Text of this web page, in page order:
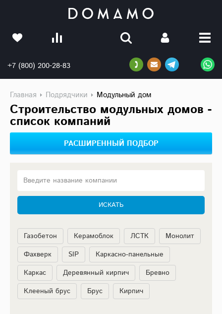
+7 (800) 200-28-83
Главная Подрядчики Модульный дом
Строительство модульных домов -
список компаний
РАСШИРЕННЫЙ ПОДБОР
Введите название компании
ИСКАТЬ
Газобетон Керамоблок ЛСТК
Монолит
Фахверк
SIP
Каркасно-панельные
Каркас
Деревянный кирпич
Бревно
Клееный брус
Брус Кирпич